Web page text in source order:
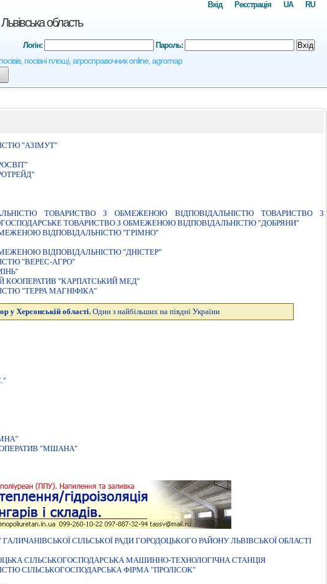
область
посівні площі, агросправочник online, agromap
RU
UA
Реєстрація
Вхід
Логін: Пароль: Вхід
"АЗIМУТ"
ТОВАРИСТВО З ОБМЕЖЕНОЮ ВIДПОВIДАЛЬНIСТЮ ТОВАРИСТВО З
ТОВАРИСТВО З ОБМЕЖЕНОЮ ВIДПОВIДАЛЬНIСТЮ "ДОБРЯНИ"
ВIДПОВIДАЛЬНIСТЮ "ГРIМНО"
ВIДПОВIДАЛЬНIСТЮ "ДНIСТЕР"
"ВЕРЕС-АГРО"
КООПЕРАТИВ "КАРПАТСЬКИЙ МЕД"
"ТЕРРА МАГНІФІКА"
у Херсонській області. Один з найбільших на півдні України
"МШАНА"
СІЛЬСЬКОЇ РАДИ ГОРОДОЦЬКОГО РАЙОНУ ЛЬВІВСЬКОЇ ОБЛАСТІ
СIЛЬСЬКОГОСПОДАРСЬКА МАШИННО-ТЕХНОЛОГIЧНА СТАНЦIЯ
СIЛЬСЬКОГОСПОДАРСЬКА ФIРМА "ПРОЛIСОК"